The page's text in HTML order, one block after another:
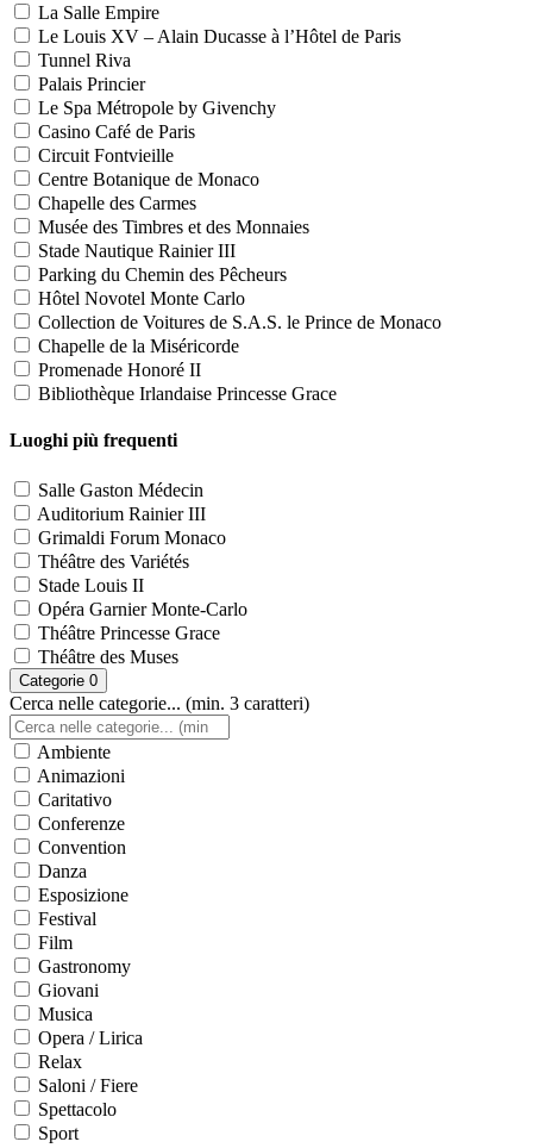
La Salle Empire
Le Louis XV – Alain Ducasse à l’Hôtel de Paris
Tunnel Riva
Palais Princier
Le Spa Métropole by Givenchy
Casino Café de Paris
Circuit Fontvieille
Centre Botanique de Monaco
Chapelle des Carmes
Musée des Timbres et des Monnaies
Stade Nautique Rainier III
Parking du Chemin des Pêcheurs
Hôtel Novotel Monte Carlo
Collection de Voitures de S.A.S. le Prince de Monaco
Chapelle de la Miséricorde
Promenade Honoré II
Bibliothèque Irlandaise Princesse Grace
Luoghi più frequenti
Salle Gaston Médecin
Auditorium Rainier III
Grimaldi Forum Monaco
Théâtre des Variétés
Stade Louis II
Opéra Garnier Monte-Carlo
Théâtre Princesse Grace
Théâtre des Muses
Categorie 0
Cerca nelle categorie... (min. 3 caratteri)
Ambiente
Animazioni
Caritativo
Conferenze
Convention
Danza
Esposizione
Festival
Film
Gastronomy
Giovani
Musica
Opera / Lirica
Relax
Saloni / Fiere
Spettacolo
Sport